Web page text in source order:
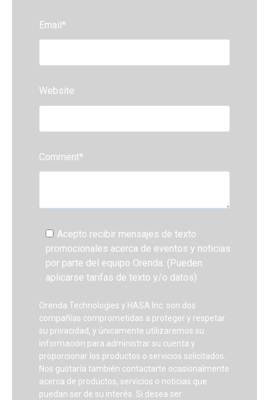
Email*
Website
Comment*
Acepto recibir mensajes de texto
promocionales acerca de eventos y noticias
por parte del equipo Orenda. (Pueden
aplicarse tarifas de texto y/o datos)
Orenda Technologies y HASA Inc. son dos
compañías comprometidas a proteger y respetar
su privacidad, y únicamente utilizaremos su
información para administrar su cuenta y
proporcionar los productos o servicios solicitados.
Nos gustaría también contactarte ocasionalmente
acerca de productos, servicios o noticias que
puedan ser de su interés. Si desea ser